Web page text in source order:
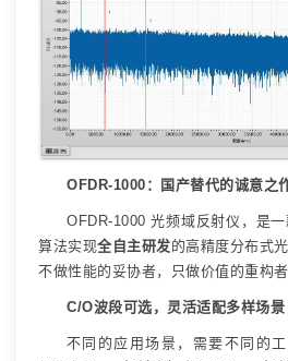
OFDR-1000 ：国产替代的诚意之
OFDR-1000光频域反射仪，是
算法实现全自主研发的高精度分布式
不做性能的妥协者，只做价值的重构者
C/O波段可选，灵活适配多样场景
不同的应用场景，需要不同的工